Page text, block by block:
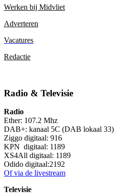
Werken bij Midvliet
Adverteren
Vacatures
Redactie
Radio & Televisie
Radio
Ether: 107.2 Mhz
DAB+: kanaal 5C (DAB lokaal 33)
Ziggo digitaal: 916
KPN digitaal: 1189
XS4All digitaal: 1189
Odido digitaal:2192
Of via de livestream
Televisie